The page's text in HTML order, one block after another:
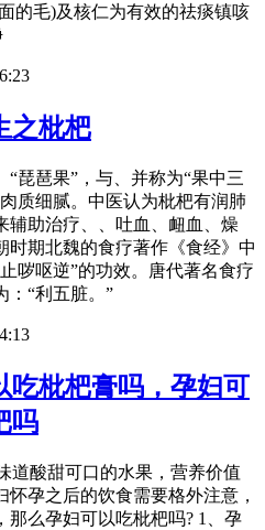
的毛)及核仁为有效的祛痰镇咳
之枇杷
“琵琶果”，与、并称为“果中三
质细腻。中医认为枇杷有润肺
辅助治疗、、吐血、衄血、燥
时期北魏的食疗著作《食经》中
哕呕逆”的功效。唐代著名食疗
：“利五脏。”
吃枇杷膏吗，孕妇可
吗
道酸甜可口的水果，营养价值
孕之后的饮食需要格外注意，
么孕妇可以吃枇杷吗? 1、孕